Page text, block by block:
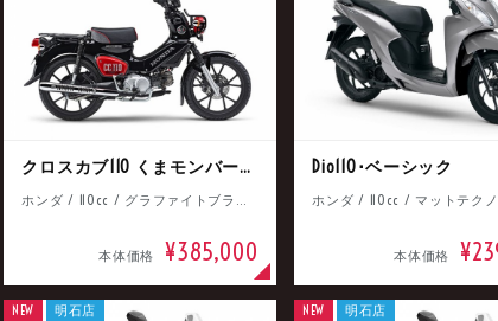
クロスカブ110 くまモンバージョン
ホンダ / 110cc / グラファイトブラック
本体価格 ¥385,000
Dio110･ベーシック
本体価格
NEW 明石店 NEW 明石店